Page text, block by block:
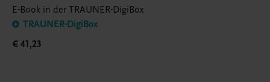
E-Book in der TRAUNER-DigiBox
TRAUNER-DigiBox
€ 41,23